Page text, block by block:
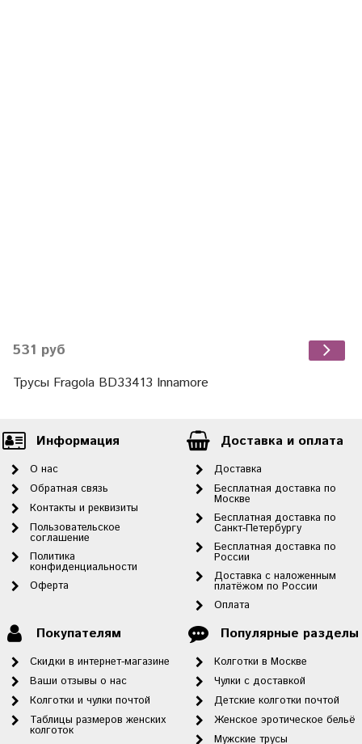
531 руб
Трусы Fragola BD33413 Innamore
Информация
О нас
Обратная связь
Контакты и реквизиты
Пользовательское
соглашение
Политика
конфиденциальности
Оферта
Доставка и оплата
Доставка
Бесплатная доставка по
Москве
Бесплатная доставка по
Санкт-Петербургу
Бесплатная доставка по
России
Доставка с наложенным
платёжом по России
Оплата
Покупателям
Скидки в интернет-магазине
Ваши отзывы о нас
Колготки и чулки почтой
Таблицы размеров женских
колготок
Популярные разделы
Колготки в Москве
Чулки с доставкой
Детские колготки почтой
Женское эротическое бельё
Мужские трусы